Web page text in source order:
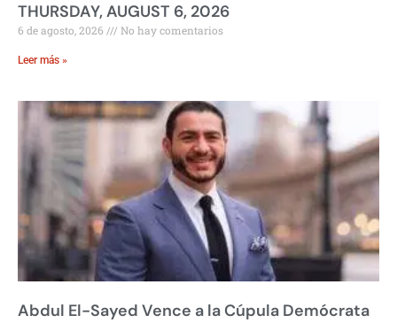
THURSDAY, AUGUST 6, 2026
6 de agosto, 2026 No hay comentarios
Leer más »
Abdul El-Sayed Vence a la Cúpula Demócrata